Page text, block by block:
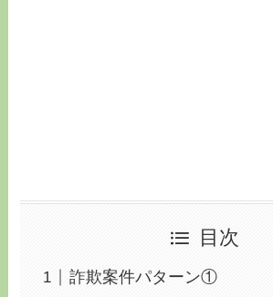
目次
詐欺案件パターン①